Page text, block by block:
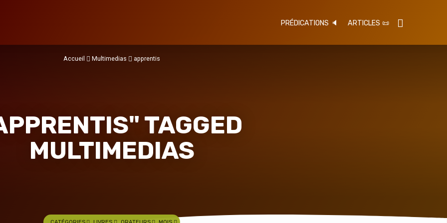
PRÉDICATIONS 🔈 ARTICLES 📜
TAGGED
MULTIMEDIAS
Accueil Multimedias apprentis